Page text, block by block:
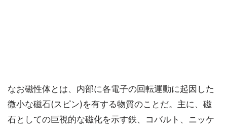
なお磁性体とは、内部に各電子の回転運動に起因した
微小な磁石(スピン)を有する物質のことだ。主に、磁
石としての巨視的な磁化を示す鉄、コバルト、ニッケ